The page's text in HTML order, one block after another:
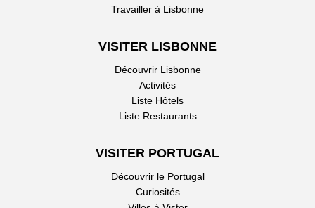
Travailler à Lisbonne
VISITER LISBONNE
Découvrir Lisbonne
Activités
Liste Hôtels
Liste Restaurants
VISITER PORTUGAL
Découvrir le Portugal
Curiosités